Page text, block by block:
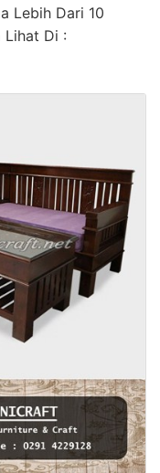
Lebih Dari 10
Lihat Di :